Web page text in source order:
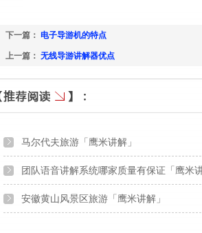
下一篇： 电子导游机的特点
上一篇： 无线导游讲解器优点
马尔代夫旅游「鹰米讲解」
团队语音讲解系统哪家质量有保证「鹰米讲
安徽黄山风景区旅游「鹰米讲解」